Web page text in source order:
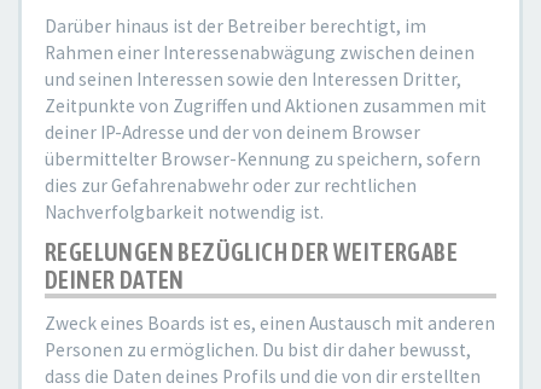
Darüber hinaus ist der Betreiber berechtigt, im
Rahmen einer Interessenabwägung zwischen deinen
und seinen Interessen sowie den Interessen Dritter,
Zeitpunkte von Zugriffen und Aktionen zusammen mit
deiner IP-Adresse und der von deinem Browser
übermittelter Browser-Kennung zu speichern, sofern
dies zur Gefahrenabwehr oder zur rechtlichen
Nachverfolgbarkeit notwendig ist.
REGELUNGEN BEZÜGLICH DER WEITERGABE
DEINER DATEN
Zweck eines Boards ist es, einen Austausch mit anderen
Personen zu ermöglichen. Du bist dir daher bewusst,
dass die Daten deines Profils und die von dir erstellten